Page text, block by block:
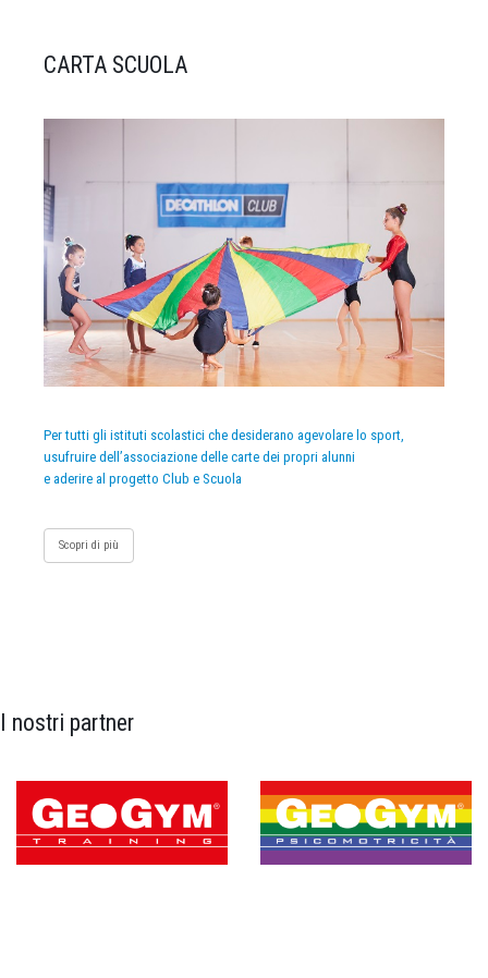
CARTA SCUOLA
Per tutti gli istituti scolastici che desiderano agevolare lo sport,
usufruire dell’associazione delle carte dei propri alunni
e aderire al progetto Club e Scuola
Scopri di più
I nostri partner